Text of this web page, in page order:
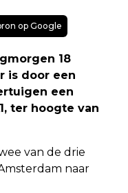
op Google
18
is door een
een
ter hoogte van
van de drie
naar